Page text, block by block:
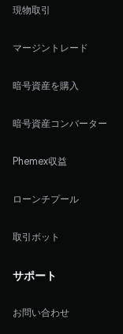
現物取引
マージントレード
暗号資産を購入
暗号資産コンバーター
Phemex収益
ローンチプール
取引ボット
サポート
お問い合わせ